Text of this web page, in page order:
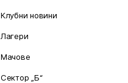
Клубни новини
Лагери
Мачове
Сектор „Б“